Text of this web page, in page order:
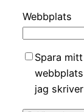
Webbplats
Spara
jag